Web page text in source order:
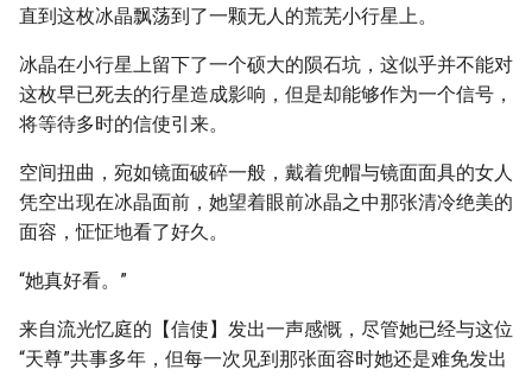
直到这枚冰晶飘荡到了一颗无人的荒芜小行星上。
冰晶在小行星上留下了一个硕大的陨石坑，这似乎并不能对
这枚早已死去的行星造成影响，但是却能够作为一个信号，
将等待多时的信使引来。
空间扭曲，宛如镜面破碎一般，戴着兜帽与镜面面具的女人
凭空出现在冰晶面前，她望着眼前冰晶之中那张清冷绝美的
面容，怔怔地看了好久。
“她真好看。”
来自流光忆庭的【信使】发出一声感慨，尽管她已经与这位
“天尊”共事多年，但每一次见到那张面容时她还是难免发出